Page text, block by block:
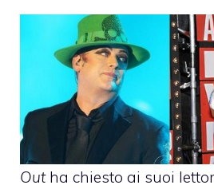
Outha chiesto ai suoi